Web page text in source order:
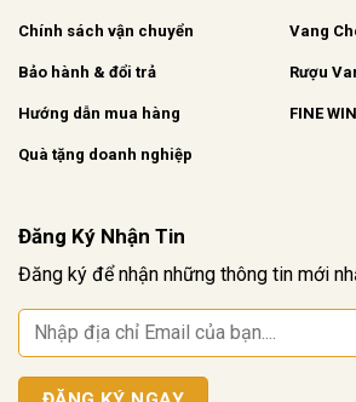
Chính sách vận chuyển
Bảo hành & đổi trả
Hướng dẫn mua hàng
Quà tặng doanh nghiệp
Vang
Rượu
FINE
Đăng Ký Nhận Tin
Đăng ký để nhận những thông tin mới